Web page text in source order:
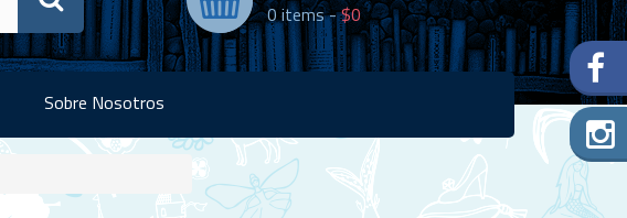
0items -$0
Sobre Nosotros